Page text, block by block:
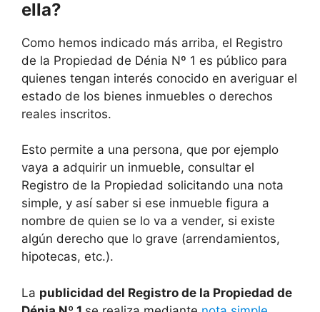
ella?
Como hemos indicado más arriba, el Registro
de la Propiedad de Dénia Nº 1 es público para
quienes tengan interés conocido en averiguar el
estado de los bienes inmuebles o derechos
reales inscritos.
Esto permite a una persona, que por ejemplo
vaya a adquirir un inmueble, consultar el
Registro de la Propiedad solicitando una nota
simple, y así saber si ese inmueble figura a
nombre de quien se lo va a vender, si existe
algún derecho que lo grave (arrendamientos,
hipotecas, etc.).
La publicidad del Registro de la Propiedad de